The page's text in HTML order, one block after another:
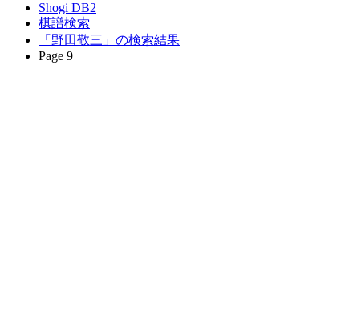
Shogi DB2
棋譜検索
「野田敬三」の検索結果
Page 9